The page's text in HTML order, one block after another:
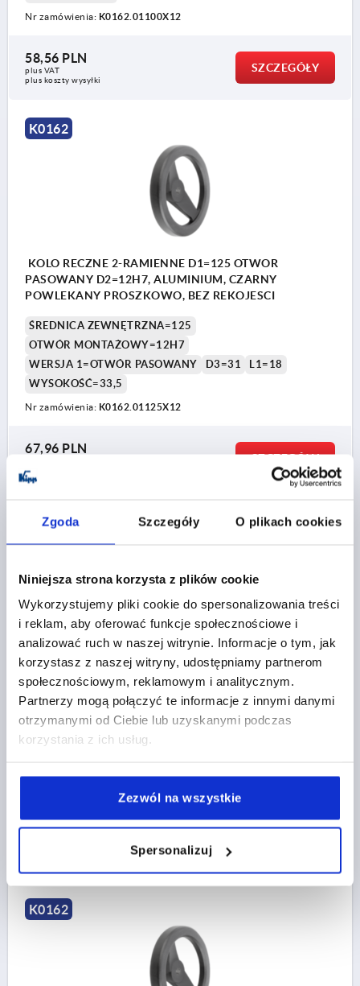
Zgoda Szczegóły O plikach cookies
Niniejsza strona korzysta z plików cookie
Wykorzystujemy pliki cookie do spersonalizowania treści
i reklam, aby oferować funkcje społecznościowe i
analizować ruch w naszej witrynie. Informacje o tym, jak
korzystasz z naszej witryny, udostępniamy partnerom
społecznościowym, reklamowym i analitycznym.
Partnerzy mogą połączyć te informacje z innymi danymi
otrzymanymi od Ciebie lub uzyskanymi podczas
korzystania z ich usług.
Zezwól na wszystkie
Spersonalizuj
Nr zamówienia: K0162.01100X12
58,56 PLN
plus VAT
plus koszty wysyłki
SZCZEGÓŁY
K0162
KOLO RECZNE 2-RAMIENNE D1=125 OTWOR
PASOWANY D2=12H7, ALUMINIUM, CZARNY
POWLEKANY PROSZKOWO, BEZ REKOJESCI
ŚREDNICA ZEWNĘTRZNA=125
OTWÓR MONTAŻOWY=12H7
WERSJA 1=OTWÓR PASOWANY
D3=31
L1=18
WYSOKOŚĆ=33,5
Nr zamówienia: K0162.01125X12
67,96 PLN
plus koszty wysyłki
SZCZEGÓŁY
K0162
KOLO RECZNE 2-RAMIENNE D1=125 OTWOR
PASOWANY D2=14H7, ALUMINIUM, CZARNY
POWLEKANY PROSZKOWO, BEZ REKOJESCI
ŚREDNICA ZEWNĘTRZNA=125
OTWÓR MONTAŻOWY=14H7
WYSOKOŚĆ=33,5
K0162.01125X14
K0162